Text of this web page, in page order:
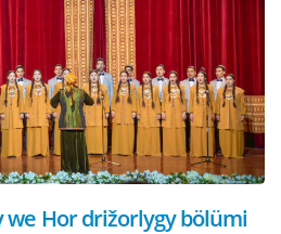
we Hor drižorlygy bölümi